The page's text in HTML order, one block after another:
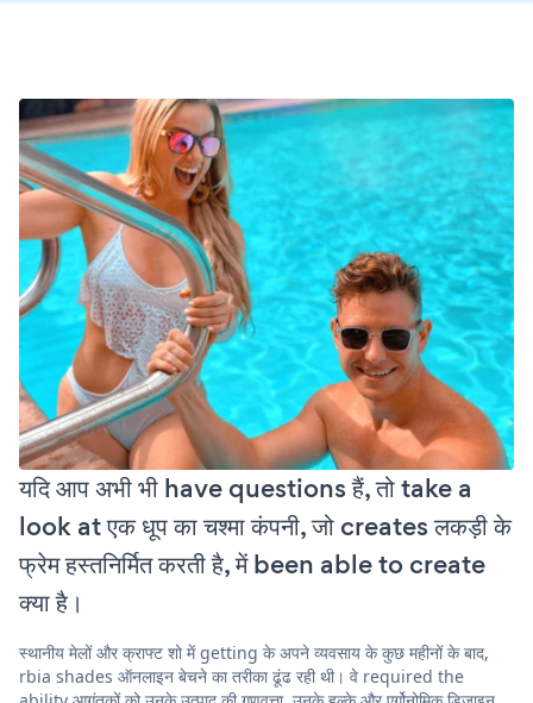
यदि आप अभी भी have questions हैं, तो take a
look at एक धूप का चश्मा कंपनी, जो creates लकड़ी के
फ्रेम हस्तनिर्मित करती है, में been able to create
क्या है।
स्थानीय मेलों और क्राफ्ट शो में getting के अपने व्यवसाय के कुछ महीनों के बाद,
rbia shades ऑनलाइन बेचने का तरीका ढूंढ रही थी। वे required the